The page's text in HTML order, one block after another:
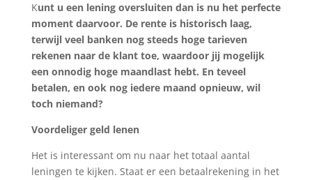
Kunt u een lening oversluiten dan is nu het perfecte
moment daarvoor. De rente is historisch laag,
terwijl veel banken nog steeds hoge tarieven
rekenen naar de klant toe, waardoor jij mogelijk
een onnodig hoge maandlast hebt. En teveel
betalen, en ook nog iedere maand opnieuw, wil
toch niemand?
Voordeliger geld lenen
Het is interessant om nu naar het totaal aantal
leningen te kijken. Staat er een betaalrekening in het